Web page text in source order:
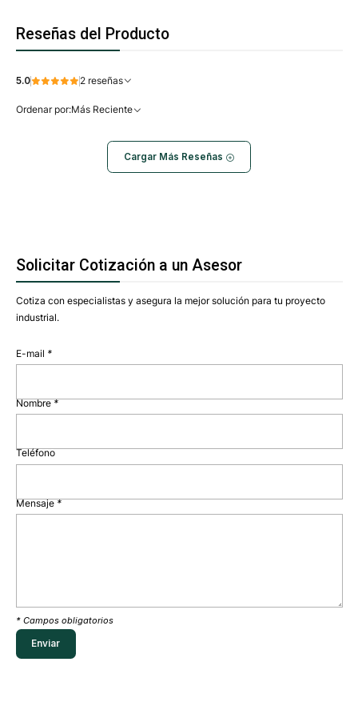
Reseñas del Producto
5.0 2 reseñas
Ordenar por:Más Reciente
Cargar Más Reseñas
Solicitar Cotización a un Asesor
Cotiza con especialistas y asegura la mejor solución para tu proyecto
industrial.
E-mail *
Nombre *
Teléfono
Mensaje*
* Campos obligatorios